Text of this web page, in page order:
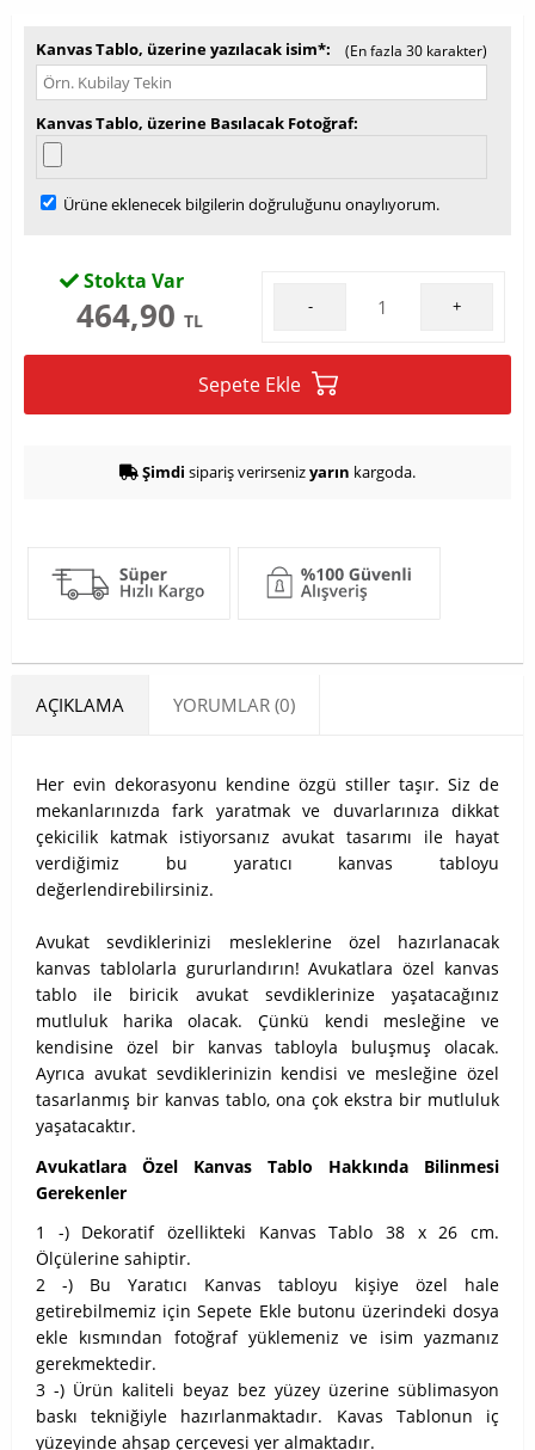
Kanvas Tablo, üzerine yazılacak isim* (En fazla 30 karakter)
Kanvas Tablo, üzerine Basılacak Fotoğraf
Ürüne eklenecek bilgilerin doğruluğunu onaylıyorum.
Stokta Var
464,90 TL
- +
Sepete Ekle
Şimdi sipariş verirsenizyarın kargoda.
AÇIKLAMA YORUMLAR (0)
Her evin dekorasyonu kendine özgü stiller taşır. Siz de
mekanlarınızda fark yaratmak ve duvarlarınıza dikkat
çekicilik katmak istiyorsanız avukat tasarımı ile hayat
verdiğimiz bu yaratıcı kanvas tabloyu
değerlendirebilirsiniz.
Avukat sevdiklerinizi mesleklerine özel hazırlanacak
kanvas tablolarla gururlandırın! Avukatlara özel kanvas
tablo ile biricik avukat sevdiklerinize yaşatacağınız
mutluluk harika olacak. Çünkü kendi mesleğine ve
kendisine özel bir kanvas tabloyla buluşmuş olacak.
Ayrıca avukat sevdiklerinizin kendisi ve mesleğine özel
tasarlanmış bir kanvas tablo, ona çok ekstra bir mutluluk
yaşatacaktır.
Avukatlara Özel Kanvas Tablo Hakkında Bilinmesi
Gerekenler
1 -) Dekoratif özellikteki Kanvas Tablo 38 x 26 cm.
Ölçülerine sahiptir.
2 -) Bu Yaratıcı Kanvas tabloyu kişiye özel hale
getirebilmemiz için Sepete Ekle butonu üzerindeki dosya
ekle kısmından fotoğraf yüklemeniz ve isim yazmanız
gerekmektedir.
3 -) Ürün kaliteli beyaz bez yüzey üzerine süblimasyon
baskı tekniğiyle hazırlanmaktadır. Kavas Tablonun iç
yüzeyinde ahşap çerçevesi yer almaktadır.